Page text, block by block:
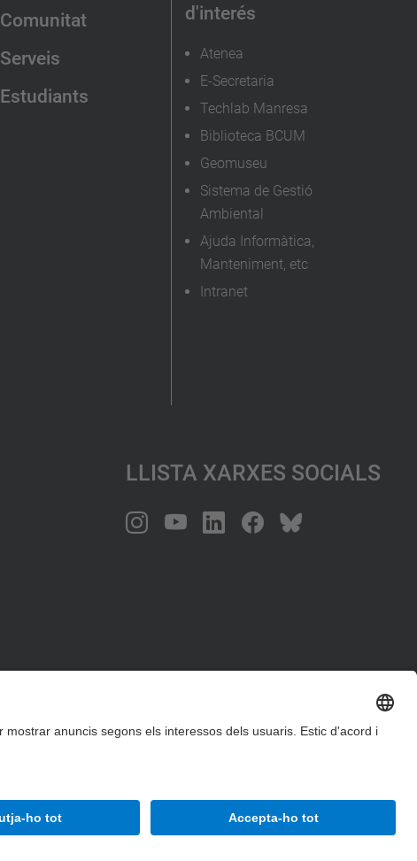
Comunitat
Serveis
Estudiants
d'interés
Atenea
E-Secretaria
Techlab Manresa
Biblioteca BCUM
Geomuseu
Sistema de Gestió
Ambiental
Ajuda Informàtica,
Manteniment, etc
Intranet
Llista Xarxes Socials